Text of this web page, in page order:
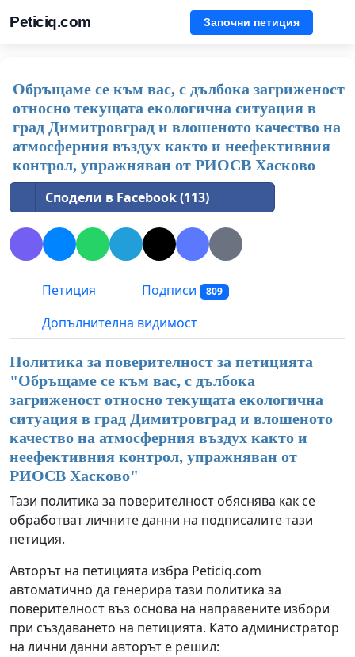
Peticiq.com Започни петиция
Обръщаме се към вас, с дълбока загриженост
относно текущата екологична ситуация в
град Димитровград и влошеното качество на
атмосферния въздух както и неефективния
контрол, упражняван от РИОСВ Хасково
Сподели в Facebook (113)
Петиция Подписи 809
Допълнителна видимост
Политика за поверителност за петицията
"Обръщаме се към вас, с дълбока
загриженост относно текущата екологична
ситуация в град Димитровград и влошеното
качество на атмосферния въздух както и
неефективния контрол, упражняван от
РИОСВ Хасково"
Тази политика за поверителност обяснява как се
обработват личните данни на подписалите тази
петиция.
Авторът на петицията избра Peticiq.com
автоматично да генерира тази политика за
поверителност въз основа на направените избори
при създаването на петицията. Като администратор
на лични данни авторът е решил: